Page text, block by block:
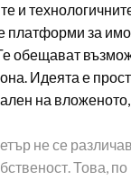
и
платформи за
обещават
Идеята е
на
не се
Това,